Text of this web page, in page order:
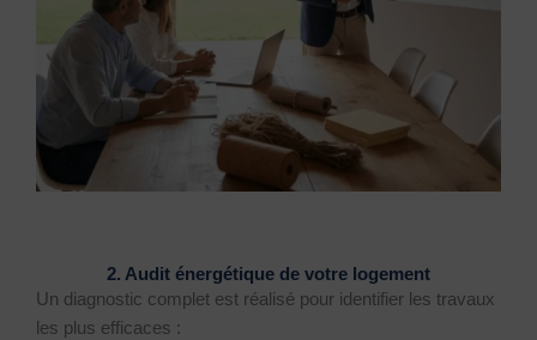
2. Audit énergétique de votre logement
Un diagnostic complet est réalisé pour identifier les travaux
les plus efficaces :